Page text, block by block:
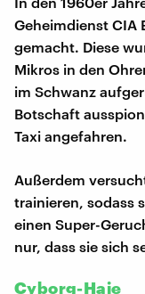
Geheimdienst CIA
gemacht. Diese
Mikros in den
im Schwanz
Botschaft
Taxi angefahren.
Außerdem
trainieren, sodass
einen Super-
nur, dass sie sich
Cyborg-Haie